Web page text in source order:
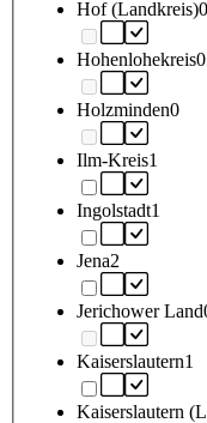
Hof (Landkreis)0
Hohenlohekreis0
Holzminden0
Ilm-Kreis1
Ingolstadt1
Jena2
Jerichower Land
Kaiserslautern1
Kaiserslautern